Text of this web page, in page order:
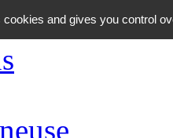
cookies and gives you control